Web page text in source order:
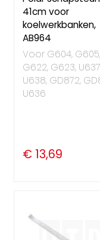
41cm voor
koelwerkbanken,
AB964
Voor G604, G605,
G622, G623,
U638, GD872,
U636
€ 13,69